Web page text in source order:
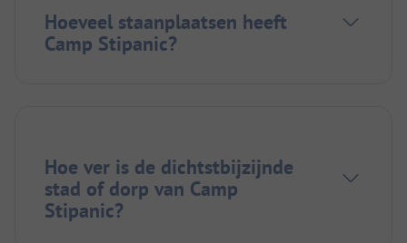
Hoeveel staanplaatsen heeft
Camp Stipanic?
Hoe ver is de dichtstbijzijnde
stad of dorp van Camp
Stipanic?